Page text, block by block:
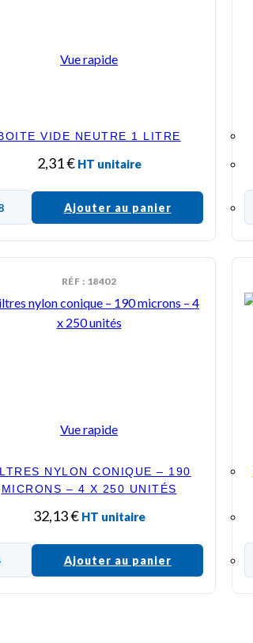
Vue rapide
VIDE NEUTRE 1 LITRE
2,31€ HT unitaire
Ajouter au panier
RÉF : 18402
Vue rapide
NYLON CONIQUE – 190
MICRONS – 4 X 250 UNITÉS
32,13€ HT unitaire
Ajouter au panier